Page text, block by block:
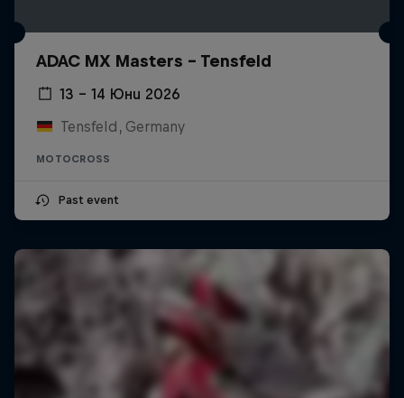
ADAC MX Masters – Tensfeld
13 – 14 Юни 2026
Tensfeld, Germany
MOTOCROSS
Past event